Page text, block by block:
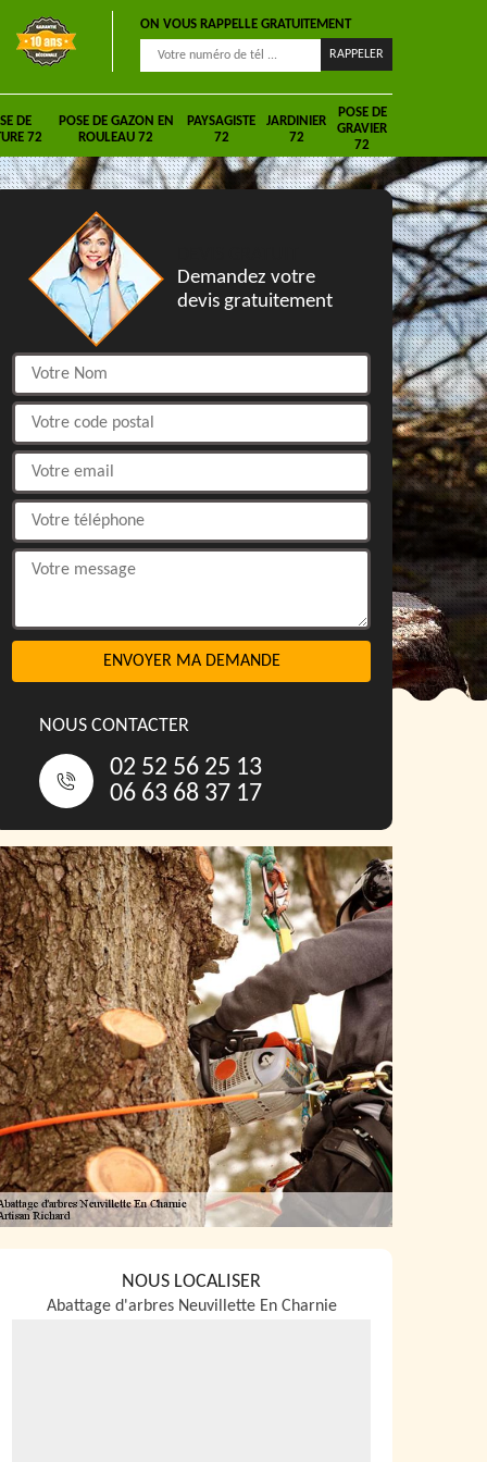
ON VOUS RAPPELLE GRATUITEMENT
DE
72
POSE DE GAZON EN
ROULEAU 72
PAYSAGISTE
72
JARDINIER
72
POSE DE
GRAVIER
72
Demandez votre
devis gratuitement
NOUS CONTACTER
02 52 56 25 13
06 63 68 37 17
NOUS LOCALISER
Abattage d'arbres Neuvillette En Charnie